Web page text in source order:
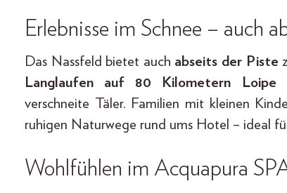
Erlebnisse im Schnee – auch
Das Nassfeld bietet auch abseits der Piste
Langlaufen auf 80 Kilometern Loipe
verschneite Täler. Familien mit kleinen
ruhigen Naturwege rund ums Hotel – ideal
Wohlfühlen im Acquapura